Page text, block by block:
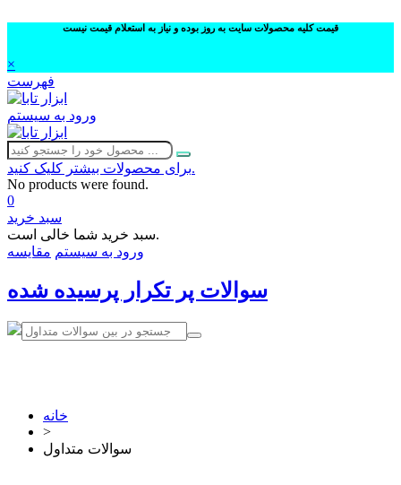
قیمت کلیه محصولات سایت به روز بوده و نیاز به استعلام قیمت نیست
×
فهرست
ورود به سیستم
برای محصولات بیشتر کلیک کنید.
No products were found.
0
سبد خرید
سبد خرید شما خالی است.
ورود به سیستم مقایسه
سوالات پر تکرار پرسیده شده
خانه
>
سوالات متداول